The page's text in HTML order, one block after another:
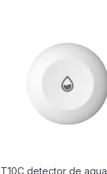
T10C detector de agua